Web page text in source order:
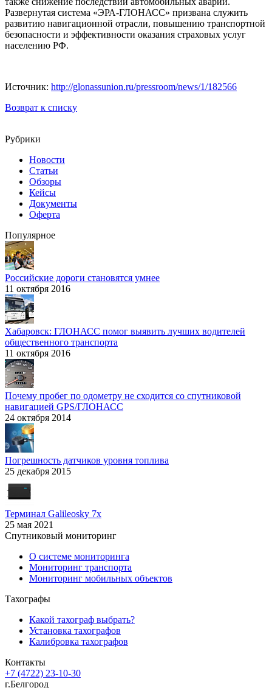
Развернутая система «ЭРА-ГЛОНАСС» призвана служить
развитию навигационной отрасли, повышению транспортной
безопасности и эффективности оказания страховых услуг
населению РФ.
Источник: http://glonassunion.ru/pressroom/news/1/182566
Возврат к списку
Рубрики
Новости
Статьи
Обзоры
Кейсы
Документы
Оферта
Популярное
Российские дороги становятся умнее
11 октября 2016
Хабаровск: ГЛОНАСС помог выявить лучших водителей
общественного транспорта
11 октября 2016
Почему пробег по одометру не сходится со спутниковой
навигацией GPS/ГЛОНАСС
24 октября 2014
Погрешность датчиков уровня топлива
25 декабря 2015
Терминал Galileosky 7x
25 мая 2021
Спутниковый мониторинг
О системе мониторинга
Мониторинг транспорта
Мониторинг мобильных объектов
Тахографы
Какой тахограф выбрать?
Установка тахографов
Калибровка тахографов
Контакты
+7 (4722) 23-10-30
г.Белгород